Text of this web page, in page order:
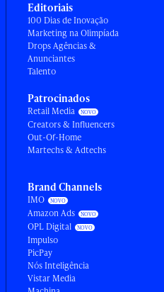
Editoriais
100 Dias de Inovação
Marketing na Olimpíada
Drops Agências &
Anunciantes
Talento
Patrocinados
Retail Media
Creators & Influencers
Out-Of-Home
Martechs & Adtechs
Brand Channels
IMO
Amazon Ads
OPL Digital
Impulso
PicPay
Nós Inteligência
Vistar Media